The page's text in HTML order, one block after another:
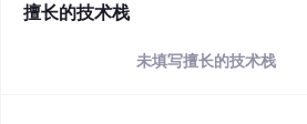
擅长的技术栈
未填写擅长的技术栈